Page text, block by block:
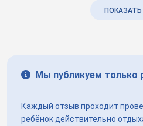
Мы публикуем только
Каждый отзыв проходит
ребёнок действительно